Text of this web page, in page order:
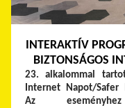
INTERAKTÍV
BIZTONSÁGOS
23. alkalommal
Internet Napot/
Az